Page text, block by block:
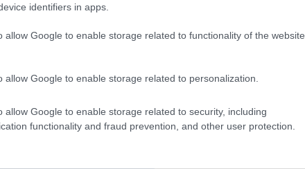
identifiers in apps.
allow Google to enable storage related to functionality of the website
allow Google to enable storage related to personalization.
allow Google to enable storage related to security, including
functionality and fraud prevention, and other user protection.
a burning elevator after her power
building
but she managed to escape on her